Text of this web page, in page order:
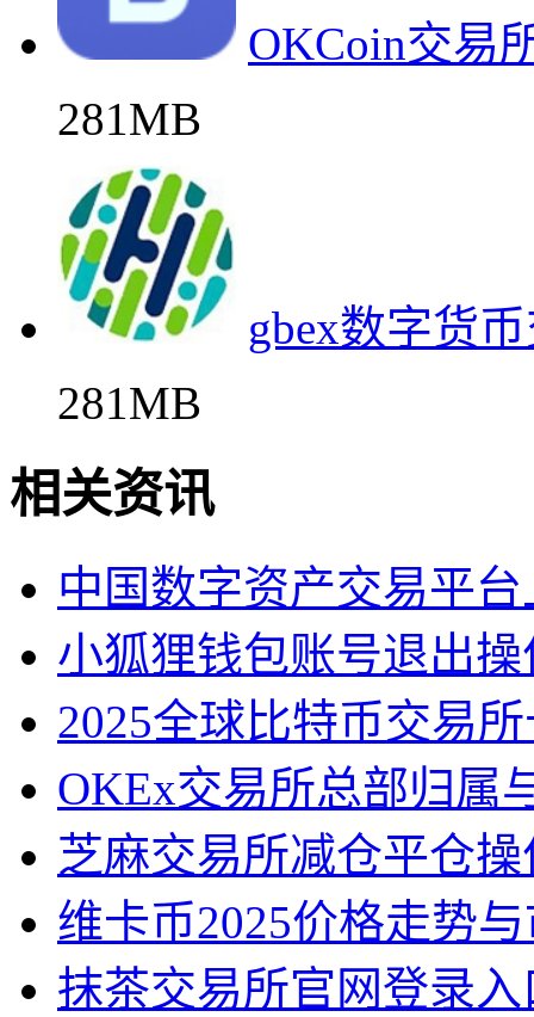
OKCoin交易
281MB
gbex数字货
281MB
相关资讯
中国数字资产交易平
小狐狸钱包账号退出
2025全球比特币交易
OKEx交易所总部归属
芝麻交易所减仓平仓
维卡币2025价格走势
抹茶交易所官网登录